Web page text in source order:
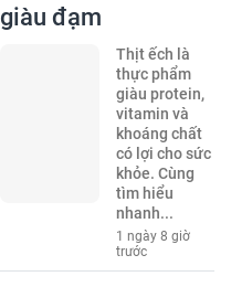
giàu đạm
Thịt ếch là
thực phẩm
giàu protein,
vitamin và
khoáng chất
có lợi cho sức
khỏe. Cùng
tìm hiểu
nhanh...
1 ngày 8 giờ
trước